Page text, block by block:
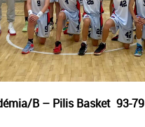
B – Pilis Basket 93-79